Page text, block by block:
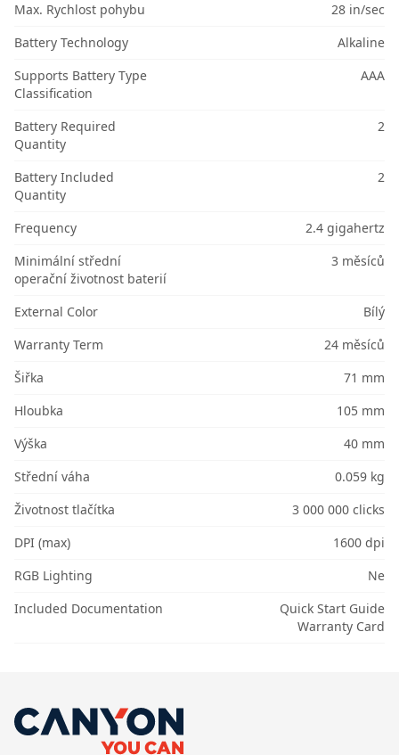
Max. Rychlost pohybu
28 in/sec
Battery Technology
Alkaline
Supports Battery Type
Classification
AAA
Battery Required
Quantity
2
Battery Included
Quantity
2
Frequency
2.4 gigahertz
Minimální střední
operační životnost baterií
3 měsíců
External Color
Bílý
Warranty Term
24 měsíců
Šiřka
71 mm
Hloubka
105 mm
Výška
40 mm
Střední váha
0.059 kg
Životnost tlačítka
3 000 000 clicks
DPI (max)
1600 dpi
RGB Lighting
Ne
Included Documentation
Quick Start Guide
Warranty Card